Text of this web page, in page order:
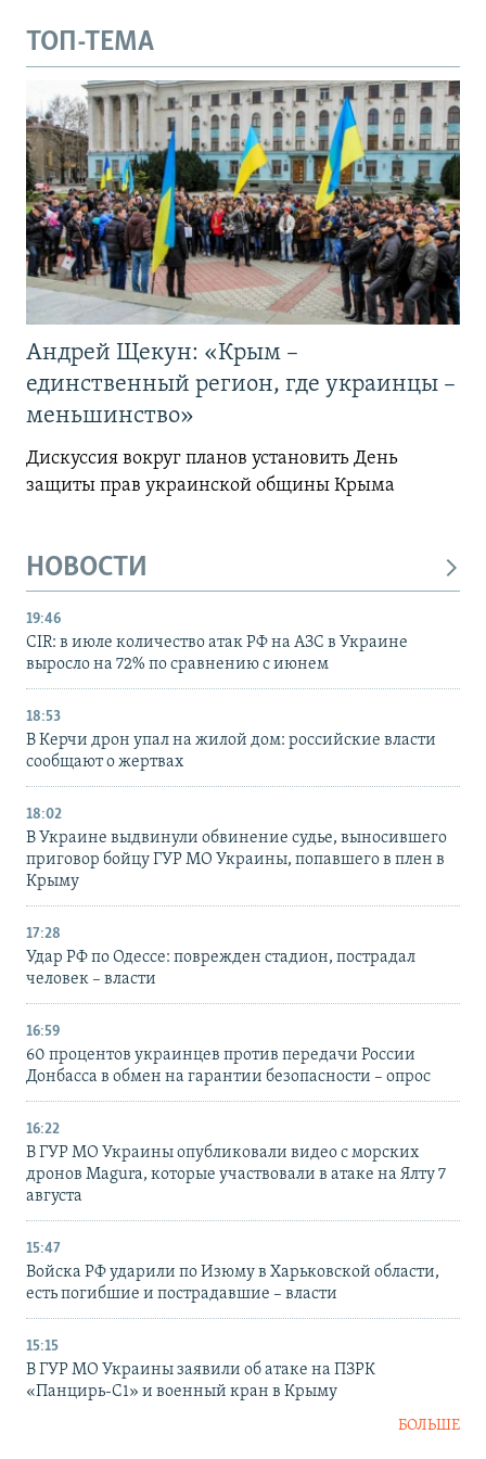
ТОП-ТЕМА
Андрей Щекун: «Крым –
единственный регион, где украинцы –
меньшинство»
Дискуссия вокруг планов установить День
защиты прав украинской общины Крыма
НОВОСТИ
19:46
CIR: в июле количество атак РФ на АЗС в Украине
выросло на 72% по сравнению с июнем
18:53
В Керчи дрон упал на жилой дом: российские власти
сообщают о жертвах
18:02
В Украине выдвинули обвинение судье, выносившего
приговор бойцу ГУР МО Украины, попавшего в плен в
Крыму
17:28
Удар РФ по Одессе: поврежден стадион, пострадал
человек – власти
16:59
60 процентов украинцев против передачи России
Донбасса в обмен на гарантии безопасности – опрос
16:22
В ГУР МО Украины опубликовали видео с морских
дронов Magura, которые участвовали в атаке на Ялту 7
августа
15:47
Войска РФ ударили по Изюму в Харьковской области,
есть погибшие и пострадавшие – власти
15:15
В ГУР МО Украины заявили об атаке на ПЗРК
«Панцирь-С1» и военный кран в Крыму
БОЛЬШЕ